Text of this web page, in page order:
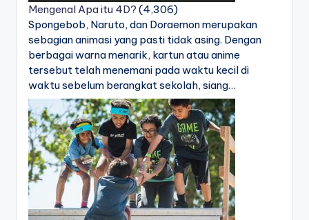
Mengenal Apa itu 4D? (4,306)
Spongebob, Naruto, dan Doraemon merupakan
sebagian animasi yang pasti tidak asing. Dengan
berbagai warna menarik, kartun atau anime
tersebut telah menemani pada waktu kecil di
waktu sebelum berangkat sekolah, siang…